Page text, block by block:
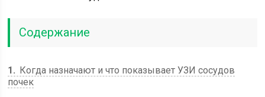
Содержание
1
Когда назначают и что показывает УЗИ сосудов
почек